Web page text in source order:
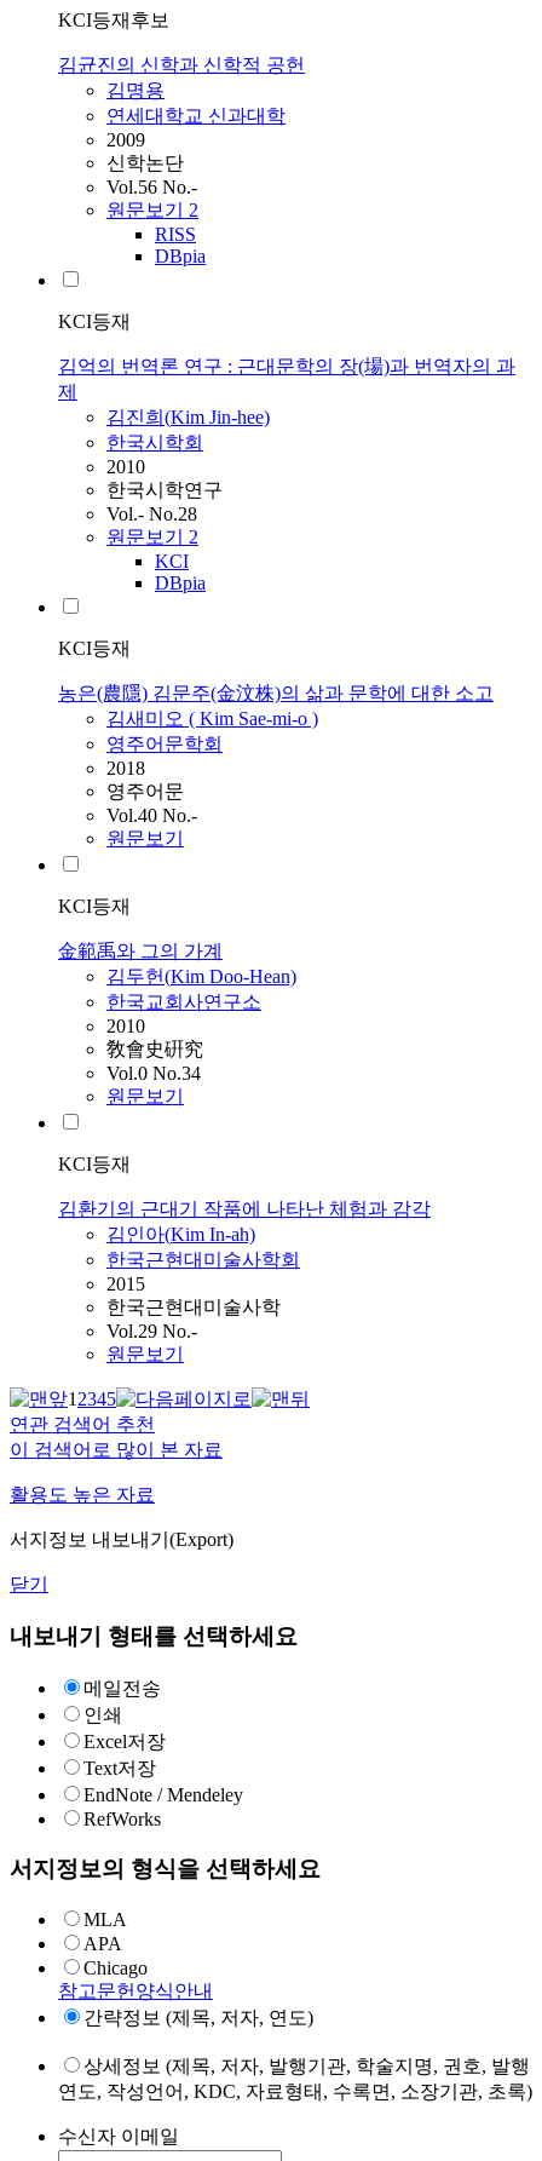
KCI등재후보
김균진의 신학과 신학적 공헌
김명용
연세대학교 신과대학
2009
신학논단
Vol.56 No.-
원문보기 2
RISS
DBpia
KCI등재
김억의 번역론 연구 : 근대문학의 장(場)과 번역자의 과
제
김진희(Kim Jin-hee)
한국시학회
2010
한국시학연구
Vol.- No.28
원문보기 2
KCI
DBpia
KCI등재
농은(農隱) 김문주(金汶株)의 삶과 문학에 대한 소고
김새미오 ( Kim Sae-mi-o )
영주어문학회
2018
영주어문
Vol.40 No.-
원문보기
KCI등재
金範禹와 그의 가계
김두헌(Kim Doo-Hean)
한국교회사연구소
2010
敎會史硏究
Vol.0 No.34
원문보기
KCI등재
김환기의 근대기 작품에 나타난 체험과 감각
김인아(Kim In-ah)
한국근현대미술사학회
2015
한국근현대미술사학
Vol.29 No.-
원문보기
12345
연관 검색어 추천
이 검색어로 많이 본 자료
활용도 높은 자료
서지정보 내보내기(Export)
닫기
내보내기 형태를 선택하세요
메일전송
인쇄
Excel저장
Text저장
EndNote / Mendeley
RefWorks
서지정보의 형식을 선택하세요
MLA
APA
Chicago
참고문헌양식안내
간략정보 (제목, 저자, 연도)
상세정보 (제목, 저자, 발행기관, 학술지명, 권호, 발행
연도, 작성언어, KDC, 자료형태, 수록면, 소장기관, 초록)
수신자 이메일